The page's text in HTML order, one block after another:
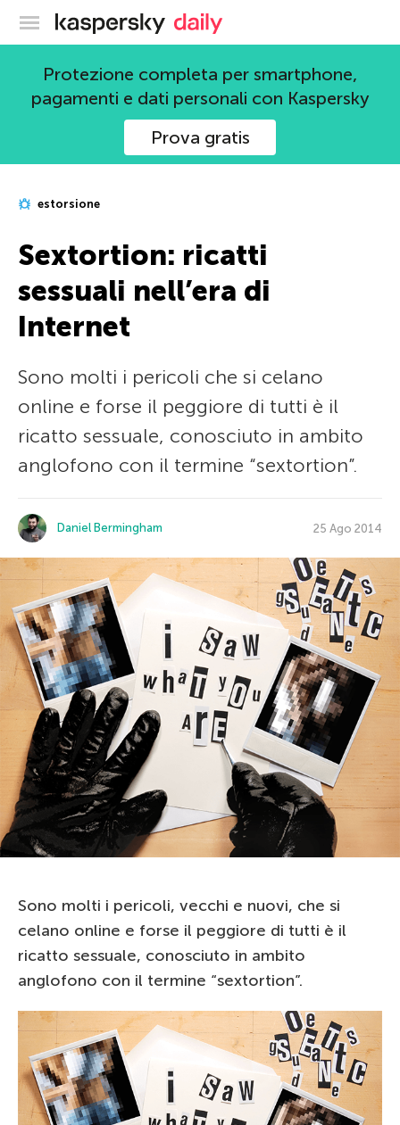
Blog ufficiale di Kaspersky
Protezione completa per smartphone,
pagamenti e dati personali con Kaspersky
Prova gratis
estorsione
Sextortion: ricatti
sessuali nell’era di
Internet
Sono molti i pericoli che si celano
online e forse il peggiore di tutti è il
ricatto sessuale, conosciuto in ambito
anglofono con il termine “sextortion”.
Daniel Bermingham 25 Ago 2014
Sono molti i pericoli, vecchi e nuovi, che si
celano online e forse il peggiore di tutti è il
ricatto sessuale, conosciuto in ambito
anglofono con il termine “sextortion”.